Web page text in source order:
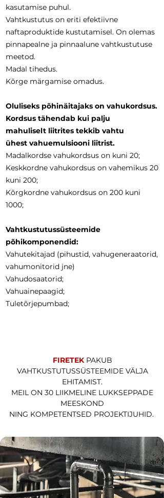
kasutamise puhul.
Vahtkustutus on eriti efektiivne
naftaproduktide kustutamisel. On olemas
pinnapealne ja pinnaalune vahtkustutuse
meetod.
Madal tihedus.
Kõrge märgamise omadus.
Oluliseks põhinäitajaks on vahukordsus.
Kordsus tähendab kui palju
mahuliselt liitrites tekkib vahtu
ühest vahuemulsiooni liitrist.
Madalkordse vahukordsus on kuni 20;
Keskkordne vahukordsus on vahemikus 20
kuni 200;
Kõrgkordne vahukordsus on 200 kuni
1000;
Vahtkustutussüsteemide
põhikomponendid:
Vahutekitajad (pihustid, vahugeneraatorid,
vahumonitorid jne)
Vahudosaatorid;
Vahuainepaagid;
Tuletõrjepumbad;
FIRETEKPAKUB
VAHTKUSTUTUSSÜSTEEMIDE VÄLJA
EHITAMIST.
MEIL ON 30 LIIKMELINE LUKKSEPPADE
MEESKOND
NING KOMPETENTSED PROJEKTIJUHID.